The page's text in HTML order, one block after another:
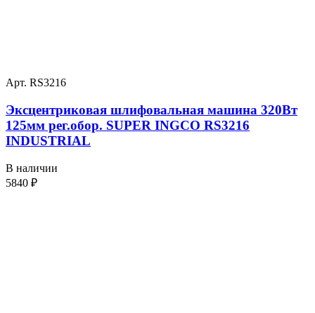
Арт. RS3216
Эксцентриковая шлифовальная машина 320Вт
125мм рег.обор. SUPER INGCO RS3216
INDUSTRIAL
В наличии
5840 ₽